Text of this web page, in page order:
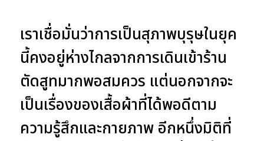
เราเชื่อมั่นว่าการเป็นสุภาพบุรุษในยุค
นี้คงอยู่ห่างไกลจากการเดินเข้าร้าน
ตัดสูทมากพอสมควร แต่นอกจากจะ
เป็นเรื่องของเสื้อผ้าที่ได้พอดีตาม
ความรู้สึกและกายภาพ อีกหนึ่งมิติที่